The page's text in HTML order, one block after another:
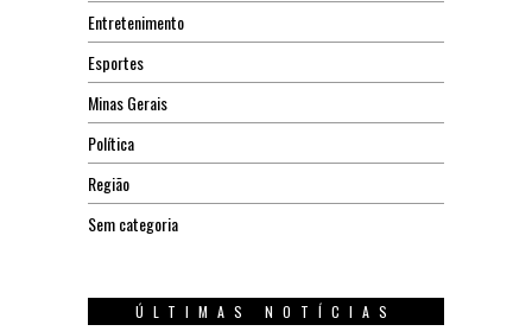
Entretenimento
Esportes
Minas Gerais
Política
Região
Sem categoria
ÚLTIMAS NOTÍCIAS